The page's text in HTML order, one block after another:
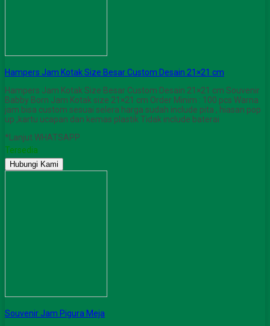
Hampers Jam Kotak Size Besar Custom Desain 21×21 cm
Hampers Jam Kotak Size Besar Custom Desain 21×21 cm Souvenir
Babby Born Jam Kotak size 21×21 cm Order Minim : 100 pcs Warna
jam bisa custom sesuai selera harga sudah include pita , hiasan pop
up ,kartu ucapan dan kemas plastik Tidak include baterai
*Lanjut WHATSAPP
Tersedia
Hubungi Kami
Souvenir Jam Pigura Meja